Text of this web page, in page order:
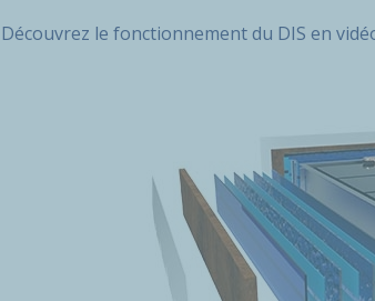
Découvrez le fonctionnement du DIS en